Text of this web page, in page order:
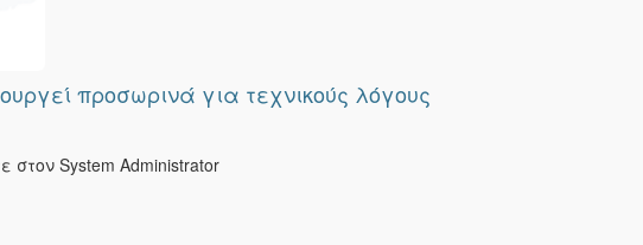
προσωρινά για τεχνικούς λόγους
System Administrator